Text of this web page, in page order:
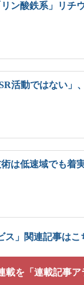
ン酸鉄系」リチ
活動ではない
は低速域でも着
」関連記事はこ
載を「連載記事